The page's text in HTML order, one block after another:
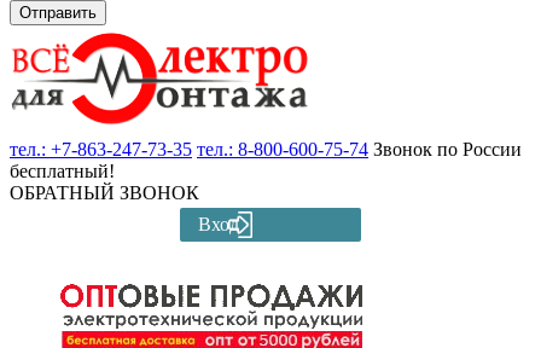
Отправить
тел.: +7-863-247-73-35 тел.: 8-800-600-75-74 Звонок по России
бесплатный!
ОБРАТНЫЙ ЗВОНОК
Вход